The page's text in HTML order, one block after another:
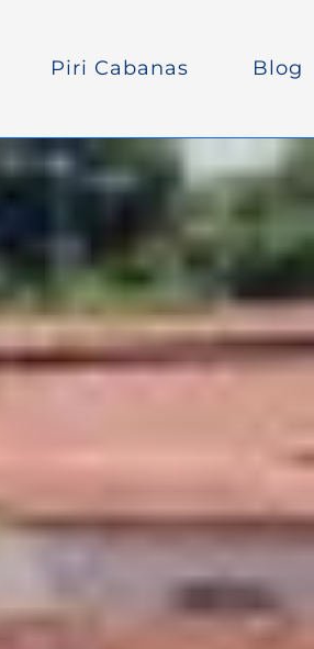
Piri Cabanas Blog